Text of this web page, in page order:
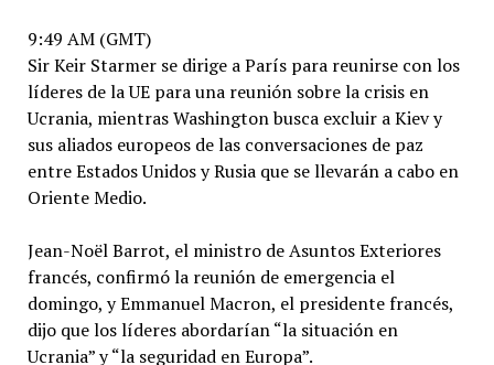
9:49 AM (GMT)
Sir Keir Starmer se dirige a París para reunirse con los
líderes de la UE para una reunión sobre la crisis en
Ucrania, mientras Washington busca excluir a Kiev y
sus aliados europeos de las conversaciones de paz
entre Estados Unidos y Rusia que se llevarán a cabo en
Oriente Medio.
Jean-Noël Barrot, el ministro de Asuntos Exteriores
francés, confirmó la reunión de emergencia el
domingo, y Emmanuel Macron, el presidente francés,
dijo que los líderes abordarían “la situación en
Ucrania” y “la seguridad en Europa”.